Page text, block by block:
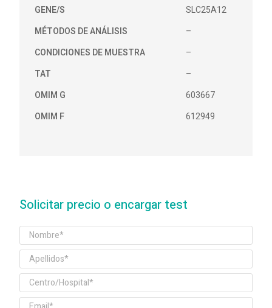
GENE/S
SLC25A12
MÉTODOS DE ANÁLISIS
–
CONDICIONES DE MUESTRA
–
TAT
–
OMIM G
603667
OMIM F
612949
Solicitar precio o encargar test